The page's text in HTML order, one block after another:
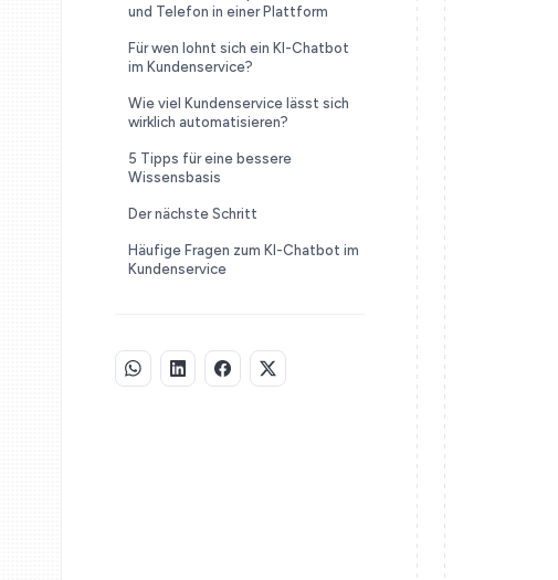
und Telefon in einer Plattform
Für wen lohnt sich ein KI-Chatbot
im Kundenservice?
Wie viel Kundenservice lässt sich
wirklich automatisieren?
5 Tipps für eine bessere
Wissensbasis
Der nächste Schritt
Häufige Fragen zum KI-Chatbot im
Kundenservice